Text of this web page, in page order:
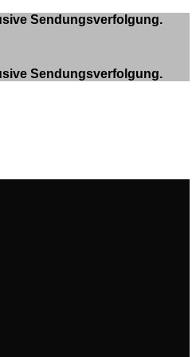
Sendungsverfolgung.
Sendungsverfolgung.